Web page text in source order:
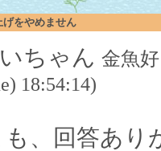
げをやめません
ちゃん 金魚
18:54:14)
も、回答あり